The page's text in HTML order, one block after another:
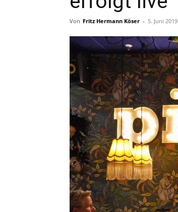
Von Fritz Hermann Köser - 5. Juni 2019